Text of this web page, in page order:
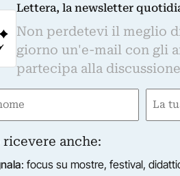
Lettera, la newsletter
Non perdetevi il meglio
giorno un'e-mail con gli
partecipa alla
Email
anche:
: focus su mostre, festival,